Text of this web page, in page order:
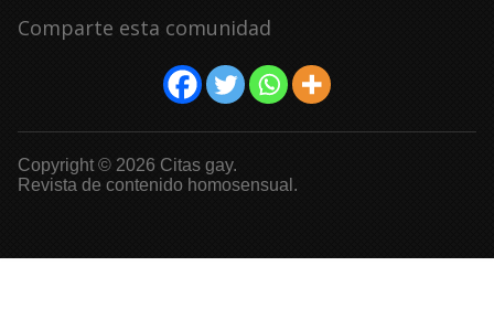
Comparte esta comunidad
Copyright © 2026 Citas gay.
Revista de contenido homosensual.